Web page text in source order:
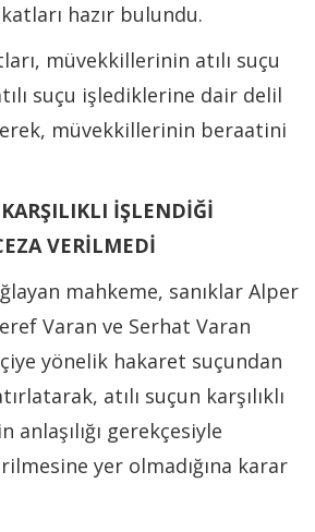
hazır bulundu.
müvekkillerinin atılı suçu
suçu işlediklerine dair delil
müvekkillerinin beraatini
İŞLENDİĞİ
VERİLMEDİ
mahkeme, sanıklar Alper
Varan ve Serhat Varan
yönelik hakaret suçundan
atılı suçun karşılıklı
anlaşılığı gerekçesiyle
yer olmadığına karar